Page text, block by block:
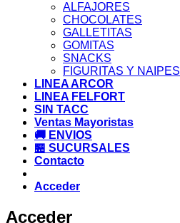
ALFAJORES
CHOCOLATES
GALLETITAS
GOMITAS
SNACKS
FIGURITAS Y NAIPES
LINEA ARCOR
LINEA FELFORT
SIN TACC
Ventas Mayoristas
🚚 ENVIOS
🏪 SUCURSALES
Contacto
Acceder
Acceder